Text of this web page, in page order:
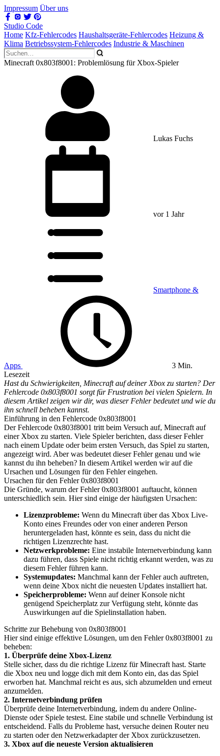
Impressum Über uns
Studio Code
Home Kfz-Fehlercodes Haushaltsgeräte-Fehlercodes Heizung &
Klima Betriebssystem-Fehlercodes Industrie & Maschinen
Minecraft 0x803f8001: Problemlösung für Xbox-Spieler
Lukas Fuchs
vor 1 Jahr
Smartphone &
Apps
3 Min.
Lesezeit
Hast du Schwierigkeiten, Minecraft auf deiner Xbox zu starten? Der
Fehlercode 0x803f8001 sorgt für Frustration bei vielen Spielern. In
diesem Artikel zeigen wir dir, was dieser Fehler bedeutet und wie du
ihn schnell beheben kannst.
Einführung in den Fehlercode 0x803f8001
Der Fehlercode 0x803f8001 tritt beim Versuch auf, Minecraft auf
einer Xbox zu starten. Viele Spieler berichten, dass dieser Fehler
nach einem Update oder beim ersten Versuch, das Spiel zu starten,
angezeigt wird. Aber was bedeutet dieser Fehler genau und wie
kannst du ihn beheben? In diesem Artikel werden wir auf die
Ursachen und Lösungen für den Fehler eingehen.
Ursachen für den Fehler 0x803f8001
Die Gründe, warum der Fehler 0x803f8001 auftaucht, können
unterschiedlich sein. Hier sind einige der häufigsten Ursachen:
Lizenzprobleme: Wenn du Minecraft über das Xbox Live-
Konto eines Freundes oder von einer anderen Person
heruntergeladen hast, könnte es sein, dass du nicht die
richtigen Lizenzrechte hast.
Netzwerkprobleme: Eine instabile Internetverbindung kann
dazu führen, dass Spiele nicht richtig erkannt werden, was zu
diesem Fehler führen kann.
Systemupdates: Manchmal kann der Fehler auch auftreten,
wenn deine Xbox nicht die neuesten Updates installiert hat.
Speicherprobleme: Wenn auf deiner Konsole nicht
genügend Speicherplatz zur Verfügung steht, könnte das
Auswirkungen auf die Spielinstallation haben.
Schritte zur Behebung von 0x803f8001
Hier sind einige effektive Lösungen, um den Fehler 0x803f8001 zu
beheben:
1. Überprüfe deine Xbox-Lizenz
Stelle sicher, dass du die richtige Lizenz für Minecraft hast. Starte
die Xbox neu und logge dich mit dem Konto ein, das das Spiel
erworben hat. Manchmal reicht es aus, sich abzumelden und erneut
anzumelden.
2. Internetverbindung prüfen
Überprüfe deine Internetverbindung, indem du andere Online-
Dienste oder Spiele testest. Eine stabile und schnelle Verbindung ist
entscheidend. Falls du Probleme hast, versuche deinen Router neu
zu starten oder den Netzwerkadapter der Xbox zurückzusetzen.
3. Xbox auf die neueste Version aktualisieren